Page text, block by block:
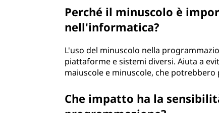
Perché il minuscolo è
nell'informatica?
L'uso del minuscolo nella
piattaforme e sistemi diversi. Aiuta a
maiuscole e minuscole, che
Che impatto ha la